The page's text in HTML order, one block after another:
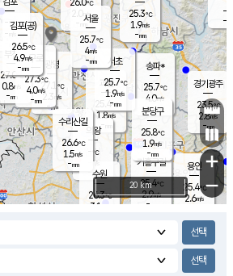
과천
25.4℃
1.8m/s
- mm
용인
25.4℃
2.6m/s
경기광주
23.5℃
2.8m/s
-mm
-m/
-
의왕
- ℃
m/s
mm
- ℃
-m/s
mm
광명
27.1
℃
2.3 m/s
-mm
부천
27.0℃
0.8m/s
-mm
구로
27.3℃
4.0m/s
-mm
26.0℃
2.0 m/s
- mm
25.3℃
1.9m/s
-mm
송파*
25.7℃
4.0m/s
-mm
서초
25.7℃
1.9m/s
-mm
기흥구갈
25.4℃
2.9m/s
-
수리산길
26.6℃
1.5m/s
-mm
분당구
25.8℃
1.9m/s
-mm
김포(공)
26.5℃
4.9m/s
-mm
수원
26.3℃
3.1 m/s
서울
25.7℃
4m/s
-mm
+
−
20 km